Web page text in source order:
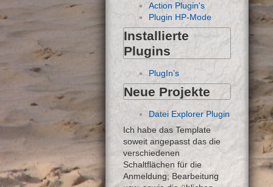
Action Plugin's
Plugin HP-Mode
Installierte
Plugins
PlugIn’s
Neue Projekte
Datei Explorer Plugin
Ich habe das Template
soweit angepasst das die
verschiedenen
Schaltflächen für die
Anmeldung; Bearbeitung